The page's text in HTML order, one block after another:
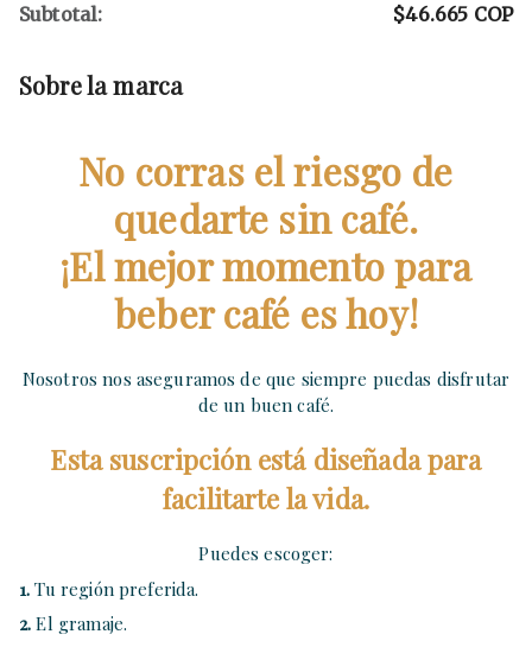
Subtotal: $46.665 COP
Sobre la marca
No corras el riesgo de
quedarte sin café.
¡El mejor momento para
beber café es hoy!
Nosotros nos aseguramos de que siempre puedas disfrutar
de un buen café.
Esta suscripción está diseñada para
facilitarte la vida.
Puedes escoger:
1. Tu región preferida.
2. El gramaje.